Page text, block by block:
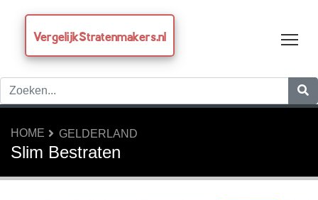
VergelijkStratenmakers.nl
HOME GELDERLAND
Slim Bestraten